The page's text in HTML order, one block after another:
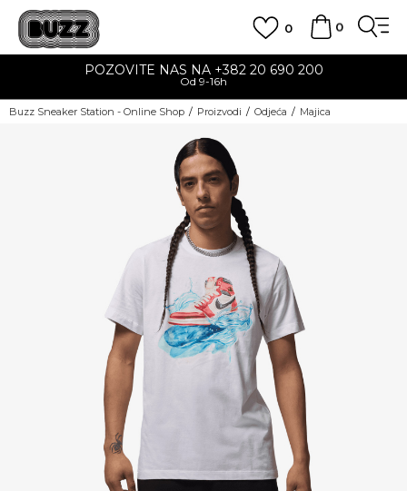
0
0
POZOVITE NAS NA +382 20 690 200
Od 9-16h
Buzz Sneaker Station - Online Shop Proizvodi Odjeća Majica